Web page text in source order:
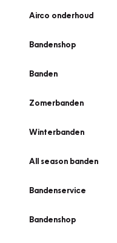
Airco onderhoud
Bandenshop
Banden
Zomerbanden
Winterbanden
All season banden
Bandenservice
Bandenshop